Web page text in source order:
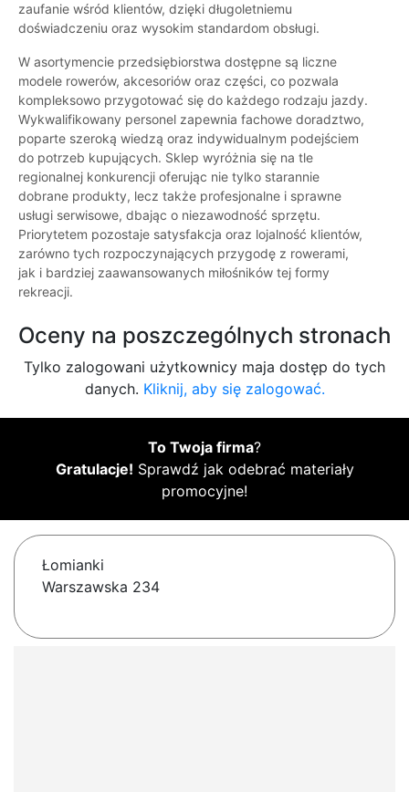
zaufanie wśród klientów, dzięki długoletniemu
doświadczeniu oraz wysokim standardom obsługi.
W asortymencie przedsiębiorstwa dostępne są liczne
modele rowerów, akcesoriów oraz części, co pozwala
kompleksowo przygotować się do każdego rodzaju jazdy.
Wykwalifikowany personel zapewnia fachowe doradztwo,
poparte szeroką wiedzą oraz indywidualnym podejściem
do potrzeb kupujących. Sklep wyróżnia się na tle
regionalnej konkurencji oferując nie tylko starannie
dobrane produkty, lecz także profesjonalne i sprawne
usługi serwisowe, dbając o niezawodność sprzętu.
Priorytetem pozostaje satysfakcja oraz lojalność klientów,
zarówno tych rozpoczynających przygodę z rowerami,
jak i bardziej zaawansowanych miłośników tej formy
rekreacji.
Oceny na poszczególnych stronach
Tylko zalogowani użytkownicy maja dostęp do tych
danych. Kliknij, aby się zalogować.
To Twoja firma?
Gratulacje! Sprawdź jak odebrać materiały
promocyjne!
Łomianki
Warszawska 234